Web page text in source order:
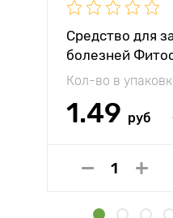
Средство для
болезней
Кол-во в
1.49 руб